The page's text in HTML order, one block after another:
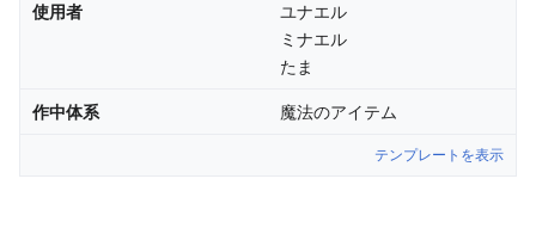
使用者
ユナエル
ミナエル
たま
作中体系 魔法のアイテム
テンプレートを表示